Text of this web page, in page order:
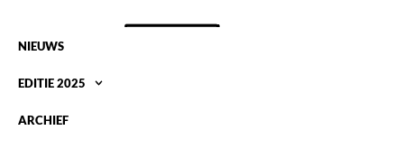
NIEUWS
EDITIE 2025
ARCHIEF